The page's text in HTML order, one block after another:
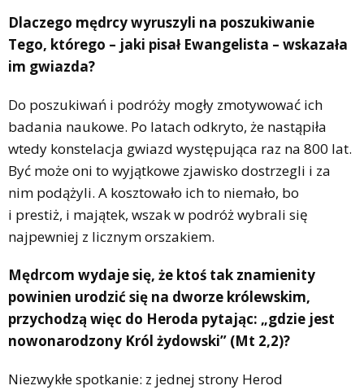
Dlaczego mędrcy wyruszyli na poszukiwanie
Tego, którego – jaki pisał Ewangelista – wskazała
im gwiazda?
Do poszukiwań i podróży mogły zmotywować ich
badania naukowe. Po latach odkryto, że nastąpiła
wtedy konstelacja gwiazd występująca raz na 800 lat.
Być może oni to wyjątkowe zjawisko dostrzegli i za
nim podążyli. A kosztowało ich to niemało, bo
i prestiż, i majątek, wszak w podróż wybrali się
najpewniej z licznym orszakiem.
Mędrcom wydaje się, że ktoś tak znamienity
powinien urodzić się na dworze królewskim,
przychodzą więc do Heroda pytając: „gdzie jest
nowonarodzony Król żydowski” (Mt 2,2)?
Niezwykłe spotkanie: z jednej strony Herod